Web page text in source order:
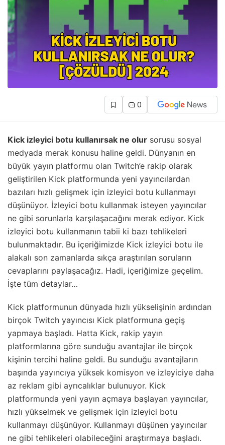
0
Kick izleyici botu kullanırsak ne olur sorusu sosyal
medyada merak konusu haline geldi. Dünyanın en
büyük yayın platformu olan Twitch’e rakip olarak
geliştirilen Kick platformunda yeni yayıncılardan
bazıları hızlı gelişmek için izleyici botu kullanmayı
düşünüyor. İzleyici botu kullanmak isteyen yayıncılar
ne gibi sorunlarla karşılaşacağını merak ediyor. Kick
izleyici botu kullanmanın tabii ki bazı tehlikeleri
bulunmaktadır. Bu içeriğimizde Kick izleyici botu ile
alakalı son zamanlarda sıkça araştırılan soruların
cevaplarını paylaşacağız. Hadi, içeriğimize geçelim.
İşte tüm detaylar…
Kick platformunun dünyada hızlı yükselişinin ardından
birçok Twitch yayıncısı Kick platformuna geçiş
yapmaya başladı. Hatta Kick, rakip yayın
platformlarına göre sunduğu avantajlar ile birçok
kişinin tercihi haline geldi. Bu sunduğu avantajların
başında yayıncıya yüksek komisyon ve izleyiciye daha
az reklam gibi ayrıcalıklar bulunuyor. Kick
platformunda yeni yayın açmaya başlayan yayıncılar,
hızlı yükselmek ve gelişmek için izleyici botu
kullanmayı düşünüyor. Kullanmayı düşünen yayıncılar
ne gibi tehlikeleri olabileceğini araştırmaya başladı.